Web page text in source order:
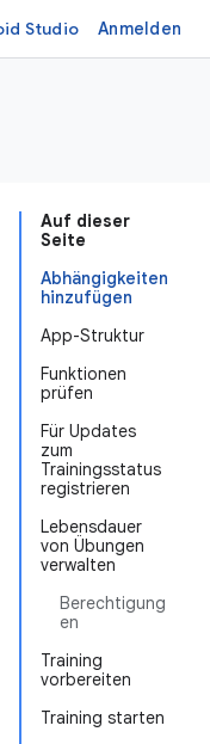
Studio Anmelden
Auf dieser
Seite
Abhängigkeiten
hinzufügen
App-Struktur
Funktionen
prüfen
Für Updates
zum
Trainingsstatus
registrieren
Lebensdauer
von Übungen
verwalten
Berechtigung
en
Training
vorbereiten
Training starten